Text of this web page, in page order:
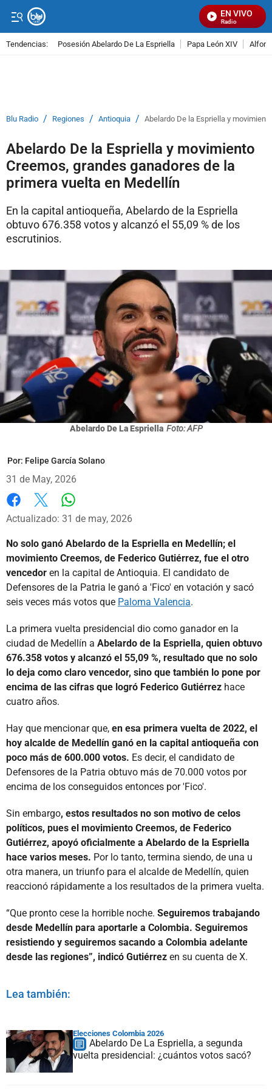
EN VIVO
Señal Visual Radio
Tendencias: Posesión Abelardo De La Espriella Papa León XIV
Blu Radio / Regiones / Antioquia / Abelardo De la Espriella y
Abelardo De la Espriella y movimiento
Creemos, grandes ganadores de la
primera vuelta en Medellín
En la capital antioqueña, Abelardo de la Espriella
obtuvo 676.358 votos y alcanzó el 55,09 % de los
escrutinios.
Abelardo De La Espriella Foto: AFP
Por: Felipe García Solano
31 de May, 2026
Facebook
X
Actualizado: 31 de may, 2026
No solo ganó Abelardo de la Espriella en Medellín; el
movimiento Creemos, de Federico Gutiérrez, fue el otro
vencedor en la capital de Antioquia. El candidato de
Defensores de la Patria le ganó a 'Fico' en votación y sacó
seis veces más votos que Paloma Valencia.
La primera vuelta presidencial dio como ganador en la
ciudad de Medellín a Abelardo de la Espriella, quien obtuvo
676.358 votos y alcanzó el 55,09 %, resultado que no solo
lo deja como claro vencedor, sino que también lo pone por
encima de las cifras que logró Federico Gutiérrez hace
cuatro años.
Hay que mencionar que, en esa primera vuelta de 2022, el
hoy alcalde de Medellín ganó en la capital antioqueña con
poco más de 600.000 votos. Es decir, el candidato de
Defensores de la Patria obtuvo más de 70.000 votos por
encima de los conseguidos entonces por 'Fico'.
Sin embargo, estos resultados no son motivo de celos
políticos, pues el movimiento Creemos, de Federico
Gutiérrez, apoyó oficialmente a Abelardo de la Espriella
hace varios meses. Por lo tanto, termina siendo, de una u
otra manera, un triunfo para el alcalde de Medellín, quien
reaccionó rápidamente a los resultados de la primera vuelta.
“Que pronto cese la horrible noche. Seguiremos trabajando
desde Medellín para aportarle a Colombia. Seguiremos
resistiendo y seguiremos sacando a Colombia adelante
desde las regiones”, indicó Gutiérrez en su cuenta de X.
Lea también:
Elecciones Colombia 2026
Abelardo De La Espriella, a segunda
vuelta presidencial: ¿cuántos votos sacó?